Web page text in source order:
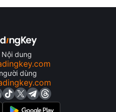
dung
dùng